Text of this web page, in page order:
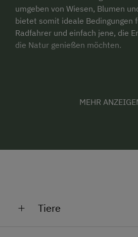
umgeben von Wiesen, Blumen
bietet somit ideale Bedingungen
Radfahrer und einfach jene, die
die Natur genießen möchten.
MEHR
Tiere